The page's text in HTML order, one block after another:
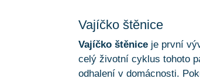
Vajíčko štěnice
Vajíčko štěnice je první
celý životní cyklus tohoto
odhalení v domácnosti.